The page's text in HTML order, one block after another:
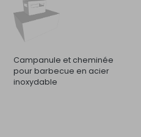
Campanule et cheminée
pour barbecue en acier
inoxydable